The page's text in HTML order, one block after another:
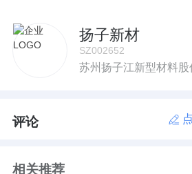
扬子新材
SZ002652
评论
相关推荐